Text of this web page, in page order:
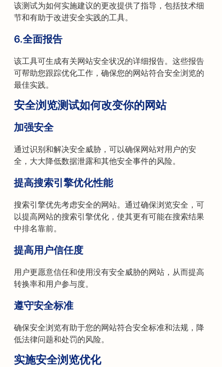
该测试为如何实施建议的更改提供了指导，包括技术细
节和有助于改进安全实践的工具。
6.全面报告
该工具可生成有关网站安全状况的详细报告。这些报告
可帮助您跟踪优化工作，确保您的网站符合安全浏览的
最佳实践。
安全浏览测试如何改变你的网站
加强安全
通过识别和解决安全威胁，可以确保网站对用户的安
全，大大降低数据泄露和其他安全事件的风险。
提高搜索引擎优化性能
搜索引擎优先考虑安全的网站。通过确保浏览安全，可
以提高网站的搜索引擎优化，使其更有可能在搜索结果
中排名靠前。
提高用户信任度
用户更愿意信任和使用没有安全威胁的网站，从而提高
转换率和用户参与度。
遵守安全标准
确保安全浏览有助于您的网站符合安全标准和法规，降
低法律问题和处罚的风险。
实施安全浏览优化